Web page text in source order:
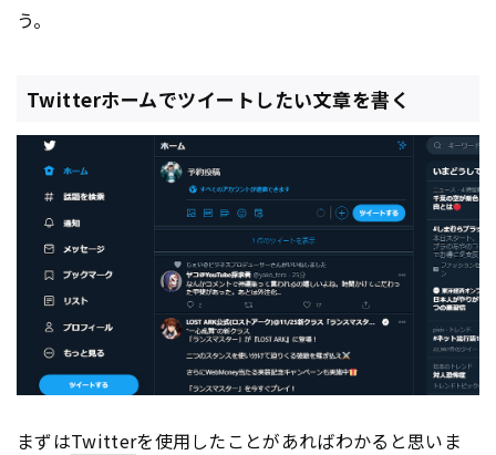
う。
Twitterホームでツイートしたい文章を書く
まずはTwitterを使用したことがあればわかると思いま